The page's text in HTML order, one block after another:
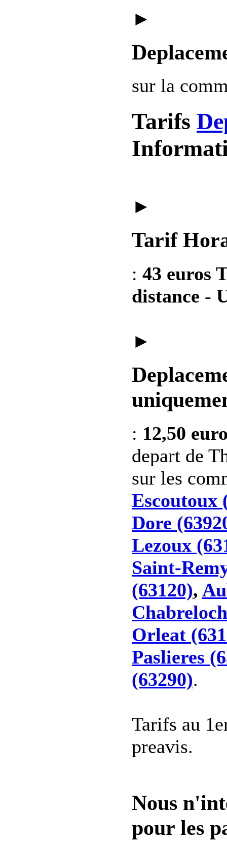
►
sur la
Tarifs
►
Tarif
: 43 euros
distance -
►
: 12,50
depart de
sur les
Escoutoux
Dore
Lezoux
Saint-
(63120),
Orleat
Paslieres
(63290).
Tarifs au
preavis.
Nous
pour les